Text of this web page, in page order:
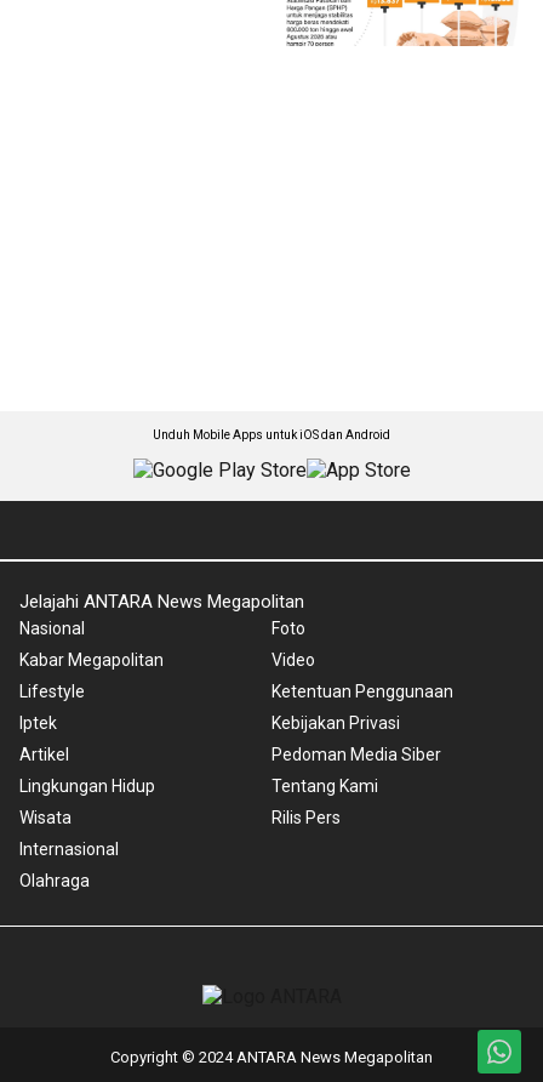
Unduh Mobile Apps untuk iOS dan Android
Jelajahi ANTARA News Megapolitan
Nasional
Kabar Megapolitan
Lifestyle
Iptek
Artikel
Lingkungan Hidup
Wisata
Internasional
Olahraga
Foto
Video
Ketentuan Penggunaan
Kebijakan Privasi
Pedoman Media Siber
Tentang Kami
Rilis Pers
Copyright © 2024 ANTARA News Megapolitan